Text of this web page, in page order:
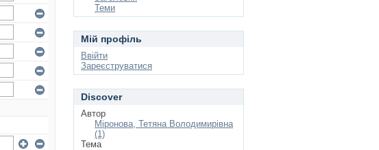
Теми
Мій профіль
Ввійти
Зареєструватися
Discover
Автор
Міронова, Тетяна Володимирівна
(1)
Тема